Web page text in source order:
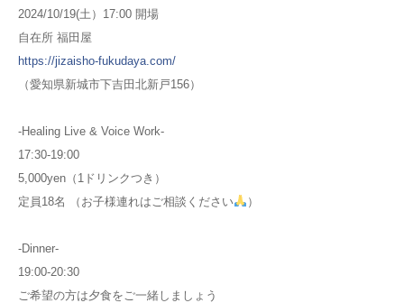
2024/10/19(土）17:00 開場
自在所 福田屋
https://jizaisho-fukudaya.com/
（愛知県新城市下吉田北新戸156）
-Healing Live & Voice Work-
17:30-19:00
5,000yen（1ドリンクつき）
定員18名
（お子様連れはご相談ください ）
-Dinner-
19:00-20:30
ご希望の方は夕食をご一緒しましょう